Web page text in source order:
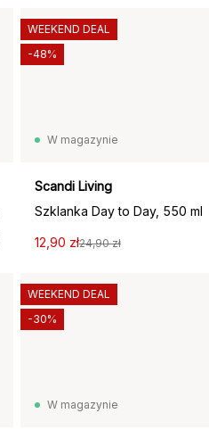
W magazynie
Scandi Living
Szklanka Day to Day, 550 ml
12,90 zł24,90 zł
WEEKEND DEAL
-48%
W magazynie
WEEKEND DEAL
-30%